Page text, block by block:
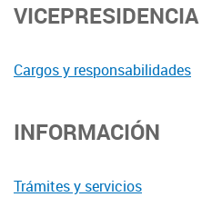
VICEPRESIDENCIA
Cargos y responsabilidades
INFORMACIÓN
Trámites y servicios